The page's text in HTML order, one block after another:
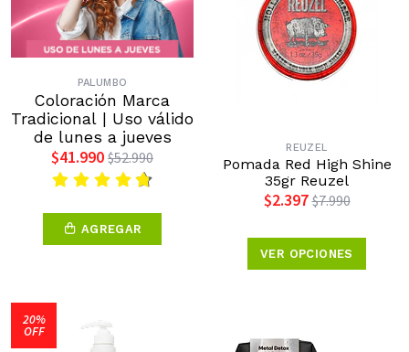
PALUMBO
Coloración Marca
Tradicional | Uso válido
de lunes a jueves
$41.990 $52.990
AGREGAR
REUZEL
Pomada Red High Shine
35gr Reuzel
$2.397 $7.990
VER OPCIONES
20%
OFF